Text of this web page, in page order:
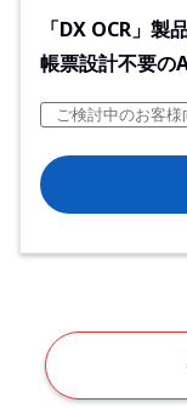
「DX OCR」製
帳票設計不要の
ご検討中のお客様